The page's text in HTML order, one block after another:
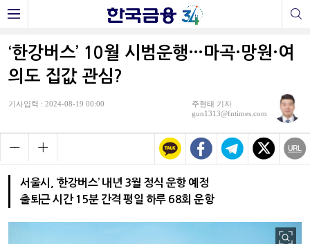
‘한강버스’ 10월 시범운행…마곡·망원·여
의도 집값 관심?
기사입력 : 2024-08-19 00:00
주현태 기자
gun1313@fntimes.com
서울시, ‘한강버스’ 내년 3월 정식 운항 예정
출퇴근 시간 15분 간격 평일 하루 68회 운항